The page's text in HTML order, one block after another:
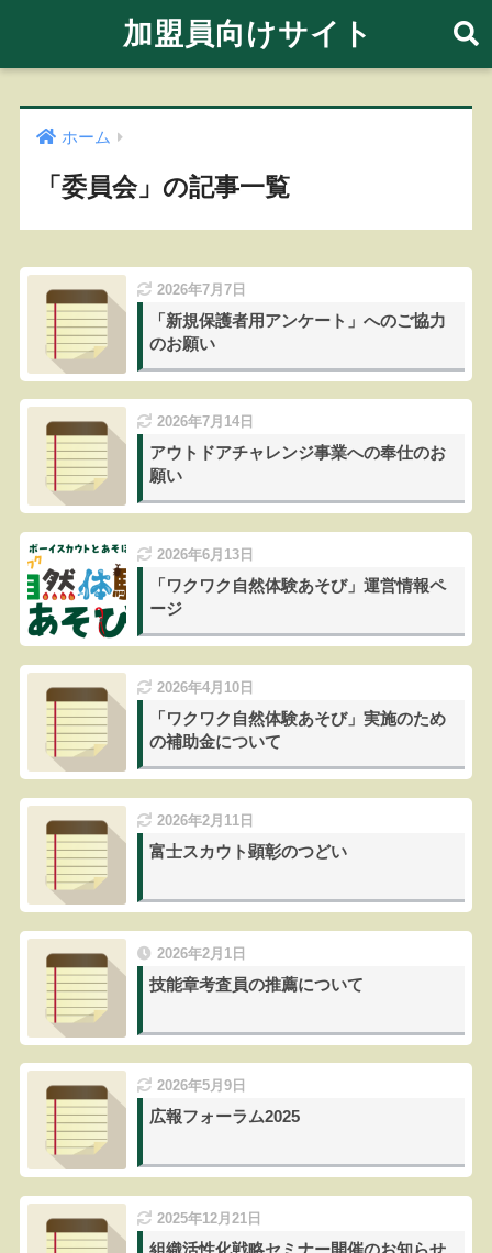
加盟員向けサイト
ホーム
「委員会」の記事一覧
2026年7月7日
「新規保護者用アンケート」へのご協力
のお願い
2026年7月14日
アウトドアチャレンジ事業への奉仕のお
願い
2026年6月13日
「ワクワク自然体験あそび」運営情報ペ
ージ
2026年4月10日
「ワクワク自然体験あそび」実施のため
の補助金について
2026年2月11日
富士スカウト顕彰のつどい
2026年2月1日
技能章考査員の推薦について
2026年5月9日
広報フォーラム2025
2025年12月21日
組織活性化戦略セミナー開催のお知らせ